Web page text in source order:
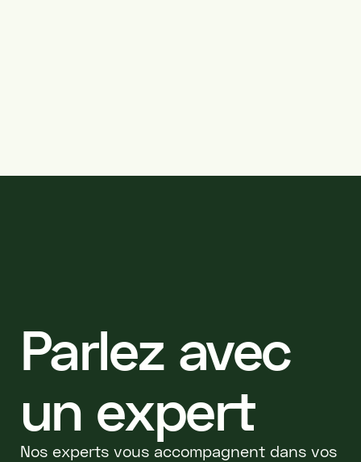
Parlez avec
un expert
Nos experts vous accompagnent dans vos